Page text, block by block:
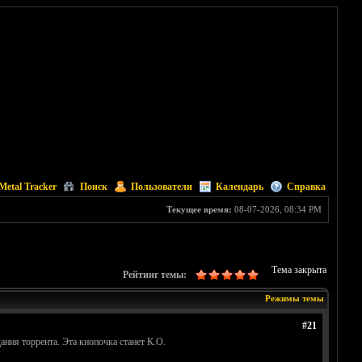
Tracker Поиск Пользователи Календарь Справка
Текущее время: 08-07-2026, 08:34 PM
Тема закрыта
Рейтинг темы:
Режимы темы
#21
торрента. Эта кнопочка станет К.О.